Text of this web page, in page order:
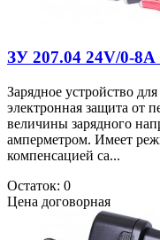
ЗУ 207.04 24V/0-
Зарядное устройство
электронная защита от
величины зарядного
амперметром. Имеет
компенсацией са...
Остаток: 0
Цена договорная